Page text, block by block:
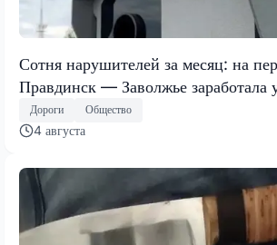
Сотня нарушителей за месяц: на
Правдинск — Заволжье заработала
Дороги Общество
4 августа